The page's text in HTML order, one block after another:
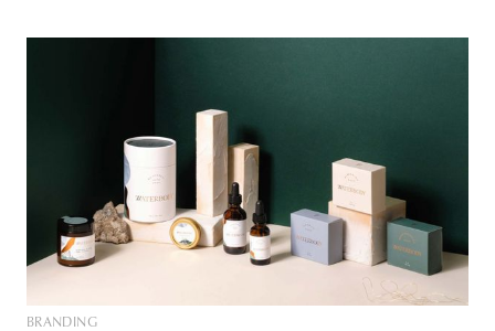
BRANDING